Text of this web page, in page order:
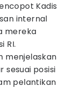
Kadis
internal
mereka
RI.
menjelaskan
sesuai posisi
pelantikan